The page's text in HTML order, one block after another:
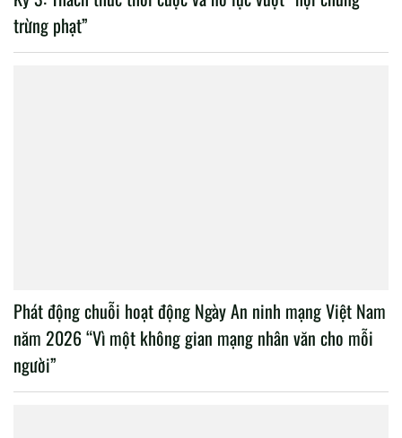
trừng phạt”
Phát động chuỗi hoạt động Ngày An ninh mạng Việt Nam
năm 2026 “Vì một không gian mạng nhân văn cho mỗi
người”